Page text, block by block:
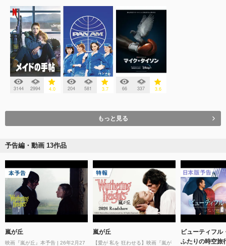
3144 2994 4.0 204 581 3.7 66 337 3.6
もっと見る
予告編・動画 13作品
嵐が丘
映画『嵐が丘』本予告 | 26年2月27
嵐が丘
【愛が 私を 狂わせる】映画『嵐が
ビューティフル
ふたりの時空旅